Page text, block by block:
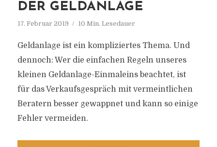
DER GELDANLAGE
17. Februar 2019 10 Min. Lesedauer
Geldanlage ist ein kompliziertes Thema. Und
dennoch: Wer die einfachen Regeln unseres
kleinen Geldanlage-Einmaleins beachtet, ist
für das Verkaufsgespräch mit vermeintlichen
Beratern besser gewappnet und kann so einige
Fehler vermeiden.